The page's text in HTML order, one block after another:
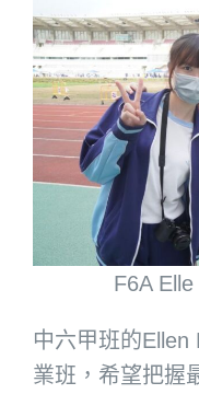
F6A
中六甲班的Ellen
業班，希望把握